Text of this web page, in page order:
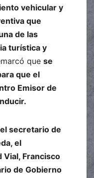
vehicular y
que
de las
turística y
que se
que el
Emisor de
secretario de
el
Francisco
de Gobierno